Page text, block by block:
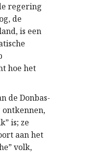
regering
de
is een
hoe het
de Donbas-
is; ze
aan het
volk,